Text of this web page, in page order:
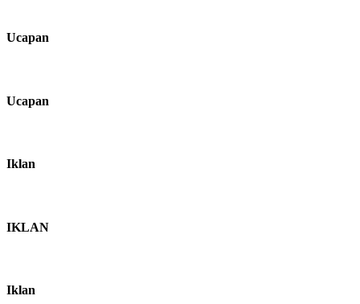
Ucapan
Ucapan
Iklan
IKLAN
Iklan